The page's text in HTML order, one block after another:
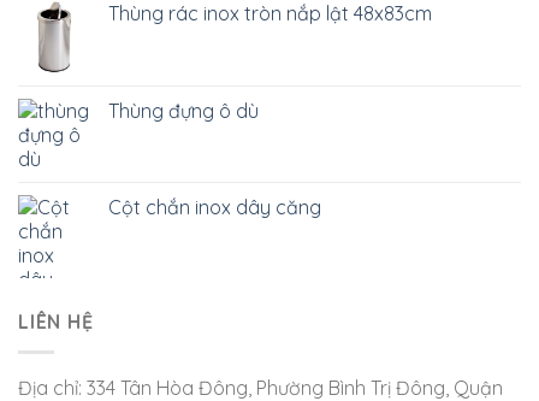
Thùng rác inox tròn nắp lật 48x83cm
Thùng đựng ô dù
Cột chắn inox dây căng
LIÊN HỆ
Địa chỉ: 334 Tân Hòa Đông, Phường Bình Trị Đông, Quận